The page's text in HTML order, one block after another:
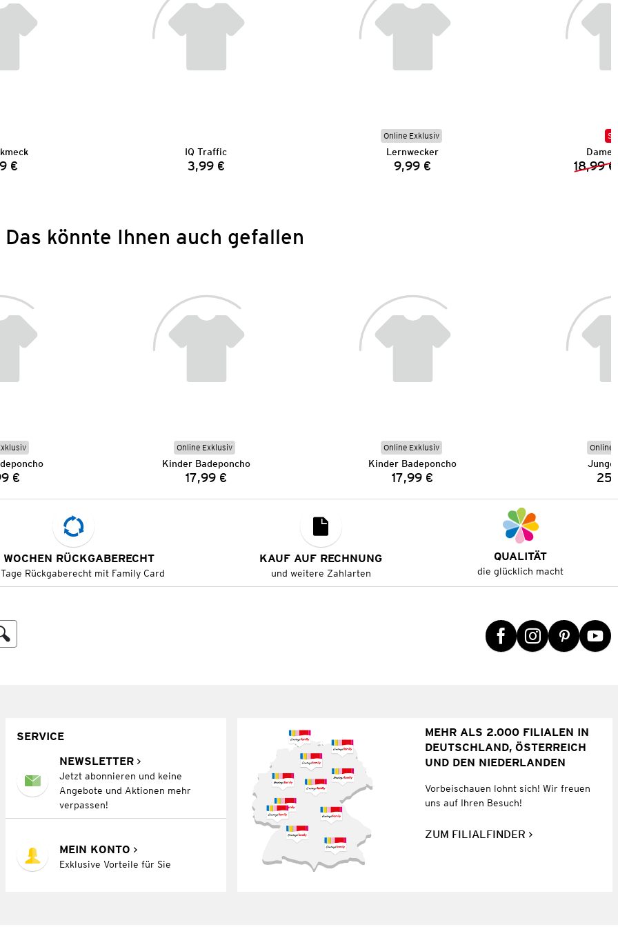
€
IQ Traffic
Preis:
3,99 €
Online Exklusiv
Lernwecker
Preis:
9,99 € 18,99 €
Das könnte Ihnen auch gefallen
€
Online Exklusiv
Kinder Badeponcho
Preis:
17,99 €
Online Exklusiv
Kinder Badeponcho
Preis:
17,99 €
Online
RÜCKGABERECHT
Rückgaberecht mit Family Card
KAUF AUF RECHNUNG
und weitere Zahlarten
QUALITÄT
die glücklich macht
SERVICE
NEWSLETTER
Jetzt abonnieren und keine
Angebote und Aktionen mehr
verpassen!
MEIN KONTO
Exklusive Vorteile für Sie
MEHR ALS 2.000 FILIALEN IN
DEUTSCHLAND, ÖSTERREICH
UND DEN NIEDERLANDEN
Vorbeischauen lohnt sich! Wir freuen
uns auf Ihren Besuch!
ZUM FILIALFINDER